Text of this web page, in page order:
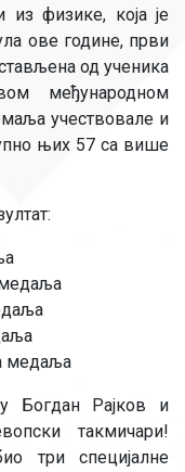
из физике, која је
ове године, први
од ученика
међународном
учествовале и
њих 57 са више
медаља
Богдан Рајков и
такмичари!
три специјалне